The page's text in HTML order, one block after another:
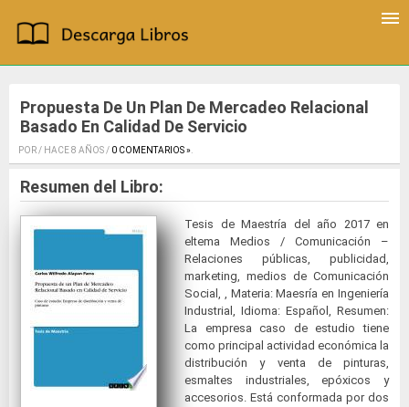
Propuesta De Un Plan De Mercadeo Relacional
Basado En Calidad De Servicio
POR / HACE 8 AÑOS / 0 COMENTARIOS ».
Resumen del Libro:
Tesis de Maestría del año 2017 en
eltema Medios / Comunicación –
Relaciones públicas, publicidad,
marketing, medios de Comunicación
Social, , Materia: Maesría en Ingeniería
Industrial, Idioma: Español, Resumen:
La empresa caso de estudio tiene
como principal actividad económica la
distribución y venta de pinturas,
esmaltes industriales, epóxicos y
accesorios. Está conformada por dos